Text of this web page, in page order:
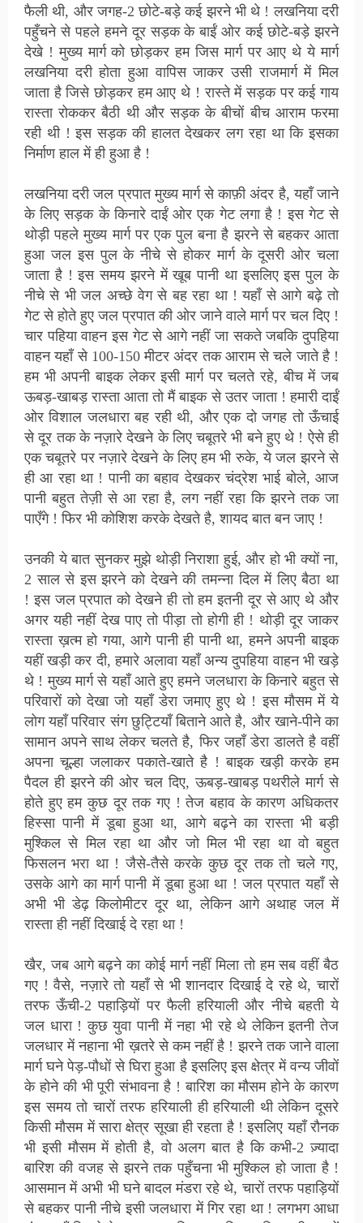
फैली थी, और जगह-2 छोटे-बड़े कई झरने भी थे ! लखनिया दरी
पहुँचने से पहले हमने दूर सड़क के बाईं ओर कई छोटे-बड़े झरने
देखे ! मुख्य मार्ग को छोड़कर हम जिस मार्ग पर आए थे ये मार्ग
लखनिया दरी होता हुआ वापिस जाकर उसी राजमार्ग में मिल
जाता है जिसे छोड़कर हम आए थे ! रास्ते में सड़क पर कई गाय
रास्ता रोककर बैठी थी और सड़क के बीचों बीच आराम फरमा
रही थी ! इस सड़क की हालत देखकर लग रहा था कि इसका
निर्माण हाल में ही हुआ है !
लखनिया दरी जल प्रपात मुख्य मार्ग से काफ़ी अंदर है, यहाँ जाने
के लिए सड़क के किनारे दाईं ओर एक गेट लगा है ! इस गेट से
थोड़ी पहले मुख्य मार्ग पर एक पुल बना है झरने से बहकर आता
हुआ जल इस पुल के नीचे से होकर मार्ग के दूसरी ओर चला
जाता है ! इस समय झरने में खूब पानी था इसलिए इस पुल के
नीचे से भी जल अच्छे वेग से बह रहा था ! यहाँ से आगे बढ़े तो
गेट से होते हुए जल प्रपात की ओर जाने वाले मार्ग पर चल दिए !
चार पहिया वाहन इस गेट से आगे नहीं जा सकते जबकि दुपहिया
वाहन यहाँ से 100-150 मीटर अंदर तक आराम से चले जाते है !
हम भी अपनी बाइक लेकर इसी मार्ग पर चलते रहे, बीच में जब
ऊबड़-खाबड़ रास्ता आता तो मैं बाइक से उतर जाता ! हमारी दाईं
ओर विशाल जलधारा बह रही थी, और एक दो जगह तो ऊँचाई
से दूर तक के नज़ारे देखने के लिए चबूतरे भी बने हुए थे ! ऐसे ही
एक चबूतरे पर नज़ारे देखने के लिए हम भी रुके, ये जल झरने से
ही आ रहा था ! पानी का बहाव देखकर चंद्रेश भाई बोले, आज
पानी बहुत तेज़ी से आ रहा है, लग नहीं रहा कि झरने तक जा
पाएँगे ! फिर भी कोशिश करके देखते है, शायद बात बन जाए !
उनकी ये बात सुनकर मुझे थोड़ी निराशा हुई, और हो भी क्यों ना,
2 साल से इस झरने को देखने की तमन्ना दिल में लिए बैठा था
!इस जल प्रपात को देखने ही तो हम इतनी दूर से आए थे और
अगर यही नहीं देख पाए तोपीड़ा तो होगी ही ! थोड़ी दूर जाकर
रास्ता ख़त्म हो गया, आगे पानी ही पानी था, हमने अपनी बाइक
यहीं खड़ी कर दी, हमारे अलावा यहाँ अन्य दुपहिया वाहन भी खड़े
थे ! मुख्य मार्ग से यहाँ आते हुए हमने जलधारा के किनारे बहुत से
परिवारों को देखा जो यहाँ डेरा जमाए हुए थे ! इस मौसम में ये
लोग यहाँ परिवार संग छुट्टियाँ बिताने आते है, और खाने-पीने का
सामान अपने साथ लेकर चलते है, फिर जहाँ डेरा डालते है वहीं
अपना चूल्हा जलाकर पकाते-खाते है ! बाइक खड़ी करके हम
पैदल ही झरने की ओर चल दिए, ऊबड़-खाबड़ पथरीले मार्ग से
होते हुए हम कुछ दूर तक गए ! तेज बहाव के कारण अधिकतर
हिस्सा पानी में डूबा हुआ था, आगे बढ़ने का रास्ता भी बड़ी
मुश्किल से मिल रहा था और जो मिल भी रहा था वो बहुत
फिसलन भरा था ! जैसे-तैसे करके कुछ दूर तक तो चले गए,
उसके आगे का मार्ग पानी में डूबा हुआ था ! जल प्रपात यहाँ से
अभी भी डेढ़ किलोमीटर दूर था, लेकिन आगे अथाह जल में
रास्ता ही नहीं दिखाई दे रहा था !
खैर, जब आगे बढ़ने का कोई मार्ग नहीं मिला तो हम सब वहीं बैठ
गए ! वैसे, नज़ारे तो यहाँ से भी शानदार दिखाई दे रहे थे, चारों
तरफ ऊँची-2 पहाड़ियों पर फैली हरियाली और नीचे बहती ये
जल धारा ! कुछ युवा पानी में नहा भी रहे थे लेकिन इतनी तेज
जलधार में नहाना भी ख़तरे से कम नहीं है ! झरने तक जाने वाला
मार्ग घने पेड़-पौधों से घिरा हुआ है इसलिए इस क्षेत्र में वन्य जीवों
के होने की भी पूरी संभावना है ! बारिश का मौसम होने के कारण
इस समय तो चारों तरफ हरियाली ही हरियाली थी लेकिन दूसरे
किसी मौसम में सारा क्षेत्र सूखा ही रहता है ! इसलिए यहाँ रौनक
भी इसी मौसम में होती है, वो अलग बात है कि कभी-2 ज़्यादा
बारिश की वजह से झरने तक पहुँचना भी मुश्किल हो जाता है !
आसमान में अभी भी घने बादल मंडरा रहे थे, चारों तरफ पहाड़ियों
से बहकर पानी नीचे इसी जलधारा में गिर रहा था ! लगभग आधा